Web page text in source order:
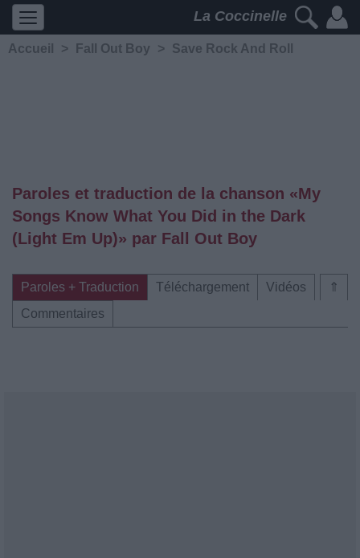
La Coccinelle
Accueil > Fall Out Boy > Save Rock And Roll
Paroles et traduction de la chanson «My
Songs Know What You Did in the Dark
(Light Em Up)» par Fall Out Boy
⇑
Paroles + Traduction Téléchargement
Vidéos
Commentaires